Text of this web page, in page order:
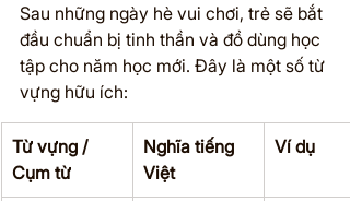
Sau những ngày hè vui chơi, trẻ sẽ bắt
đầu chuẩn bị tinh thần và đồ dùng học
tập cho năm học mới. Đây là một số từ
vựng hữu ích:
Từ vựng /
Cụm từ
Nghĩa tiếng
Việt
Ví dụ